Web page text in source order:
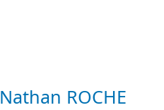
Nathan ROCHE